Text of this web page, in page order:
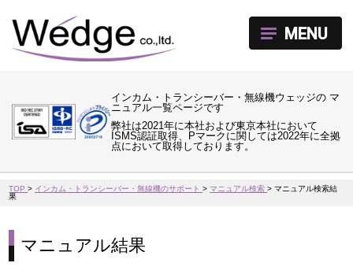
インカム・トランシーバー・無線機ウェッジの マ
ニュアル一覧ページです
弊社は2021年に本社および東京本社において
ISMS認証取得、Pマークに関しては2022年に全拠
点において取得しております。
MENU
TOP> インカム・トランシーバー・無線機のサポート>マニュアル検索>マニュアル検索結
果
マニュアル結果